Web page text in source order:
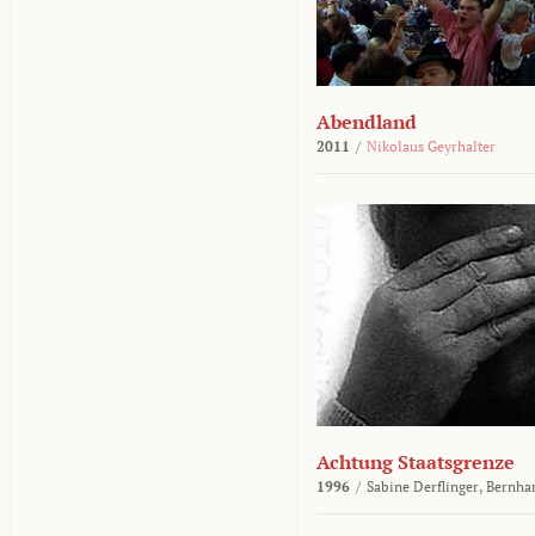
Abendland
2011 / Nikolaus Geyrhalter
Achtung Staatsgrenze
1996 / Sabine Derflinger,